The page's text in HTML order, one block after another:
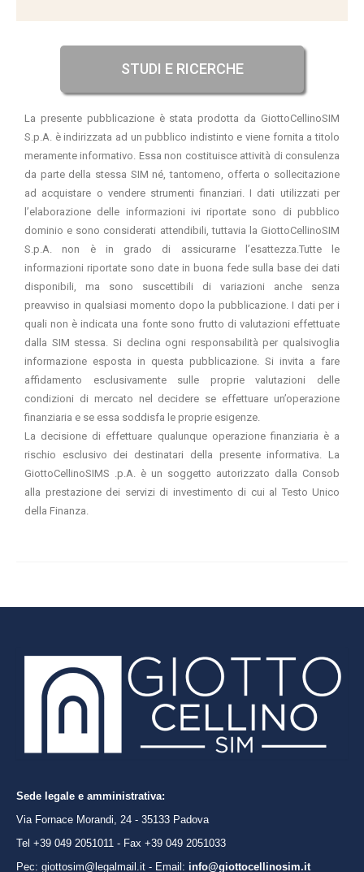
STUDI E RICERCHE
La presente pubblicazione è stata prodotta da GiottoCellinoSIM
S.p.A. è indirizzata ad un pubblico indistinto e viene fornita a titolo
meramente informativo. Essa non costituisce attività di consulenza
da parte della stessa SIM né, tantomeno, offerta o sollecitazione
ad acquistare o vendere strumenti finanziari. I dati utilizzati per
l’elaborazione delle informazioni ivi riportate sono di pubblico
dominio e sono considerati attendibili, tuttavia la GiottoCellinoSIM
S.p.A. non è in grado di assicurarne l’esattezza.Tutte le
informazioni riportate sono date in buona fede sulla base dei dati
disponibili, ma sono suscettibili di variazioni anche senza
preavviso in qualsiasi momento dopo la pubblicazione. I dati per i
quali non è indicata una fonte sono frutto di valutazioni effettuate
dalla SIM stessa. Si declina ogni responsabilità per qualsivoglia
informazione esposta in questa pubblicazione. Si invita a fare
affidamento esclusivamente sulle proprie valutazioni delle
condizioni di mercato nel decidere se effettuare un’operazione
finanziaria e se essa soddisfa le proprie esigenze.
La decisione di effettuare qualunque operazione finanziaria è a
rischio esclusivo dei destinatari della presente informativa. La
GiottoCellinoSIMS .p.A. è un soggetto autorizzato dalla Consob
alla prestazione dei servizi di investimento di cui al Testo Unico
della Finanza.
Sede legale e amministrativa:
Via Fornace Morandi, 24 - 35133 Padova
Tel +39 049 2051011 - Fax +39 049 2051033
Pec: giottosim@legalmail.it - Email: info@giottocellinosim.it